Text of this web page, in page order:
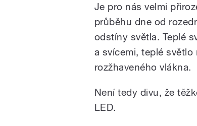
Je pro nás velmi
průběhu dne od
odstíny světla. Teplé
a svícemi, teplé
rozžhaveného vlákna.
Není tedy divu, že
LED.